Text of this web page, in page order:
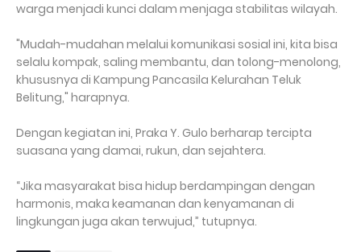
warga menjadi kunci dalam menjaga stabilitas wilayah.
"Mudah-mudahan melalui komunikasi sosial ini, kita bisa
selalu kompak, saling membantu, dan tolong-menolong,
khususnya di Kampung Pancasila Kelurahan Teluk
Belitung," harapnya.
Dengan kegiatan ini, Praka Y. Gulo berharap tercipta
suasana yang damai, rukun, dan sejahtera.
“Jika masyarakat bisa hidup berdampingan dengan
harmonis, maka keamanan dan kenyamanan di
lingkungan juga akan terwujud,” tutupnya.